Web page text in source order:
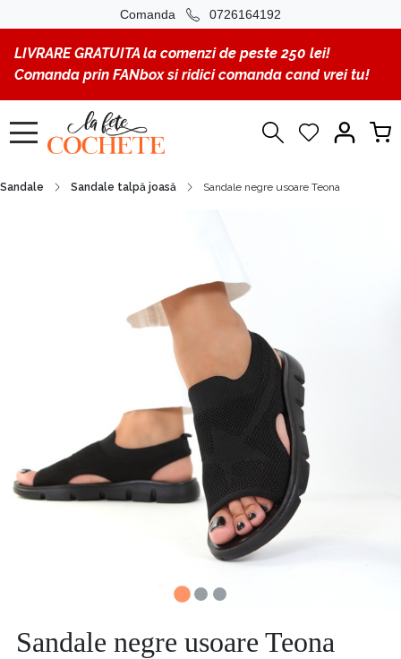
Comanda 0726164192
LIVRARE GRATUITA la comenzi de peste 250 lei!
Comanda prin FANbox si ridici comanda cand vrei tu!
Sandale Sandale talpă joasă Sandale negre usoare Teona
Sandale negre usoare Teona